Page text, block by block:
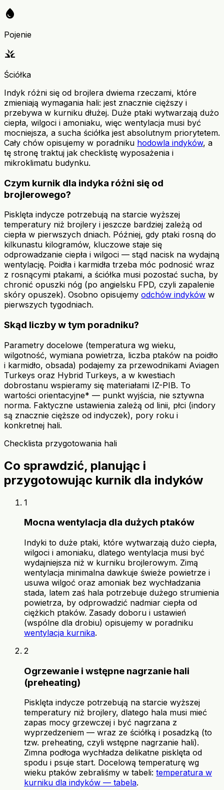
water_drop
Pojenie
grass
Ściółka
Indyk różni się od brojlera dwiema rzeczami, które
zmieniają wymagania hali: jest znacznie cięższy i
przebywa w kurniku dłużej. Duże ptaki wytwarzają dużo
ciepła, wilgoci i amoniaku, więc wentylacja musi być
mocniejsza, a sucha ściółka jest absolutnym priorytetem.
Cały chów opisujemy w poradniku hodowla indyków, a
tę stronę traktuj jak checklistę wyposażenia i
mikroklimatu budynku.
Czym kurnik dla indyka różni się od
brojlerowego?
Pisklęta indycze potrzebują na starcie wyższej
temperatury niż brojlery i jeszcze bardziej zależą od
ciepła w pierwszych dniach. Później, gdy ptaki rosną do
kilkunastu kilogramów, kluczowe staje się
odprowadzanie ciepła i wilgoci — stąd nacisk na wydajną
wentylację. Poidła i karmidła trzeba móc podnosić wraz
z rosnącymi ptakami, a ściółka musi pozostać sucha, by
chronić opuszki nóg (po angielsku FPD, czyli zapalenie
skóry opuszek). Osobno opisujemy odchów indyków w
pierwszych tygodniach.
Skąd liczby w tym poradniku?
Parametry docelowe (temperatura wg wieku,
wilgotność, wymiana powietrza, liczba ptaków na poidło
i karmidło, obsada) podajemy za przewodnikami Aviagen
Turkeys oraz Hybrid Turkeys, a w kwestiach
dobrostanu wspieramy się materiałami IZ-PIB. To
wartości orientacyjne* — punkt wyjścia, nie sztywna
norma. Faktyczne ustawienia zależą od linii, płci (indory
są znacznie cięższe od indyczek), pory roku i
konkretnej hali.
Checklista przygotowania hali
Co sprawdzić, planując i
przygotowując kurnik dla indyków
1
Mocna wentylacja dla dużych ptaków
Indyki to duże ptaki, które wytwarzają dużo ciepła,
wilgoci i amoniaku, dlatego wentylacja musi być
wydajniejsza niż w kurniku brojlerowym. Zimą
wentylacja minimalna dawkuje świeże powietrze i
usuwa wilgoć oraz amoniak bez wychładzania
stada, latem zaś hala potrzebuje dużego strumienia
powietrza, by odprowadzić nadmiar ciepła od
ciężkich ptaków. Zasady doboru i ustawień
(wspólne dla drobiu) opisujemy w poradniku
wentylacja kurnika.
2
Ogrzewanie i wstępne nagrzanie hali
(preheating)
Pisklęta indycze potrzebują na starcie wyższej
temperatury niż brojlery, dlatego hala musi mieć
zapas mocy grzewczej i być nagrzana z
wyprzedzeniem — wraz ze ściółką i posadzką (to
tzw. preheating, czyli wstępne nagrzanie hali).
Zimna podłoga wychładza delikatne pisklęta od
spodu i psuje start. Docelową temperaturę wg
wieku ptaków zebraliśmy w tabeli: temperatura w
kurniku dla indyków — tabela.